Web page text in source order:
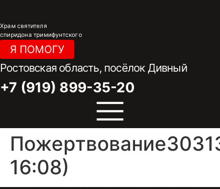
содержимому
Храм святителя
спиридона тримифунтского
Я ПОМОГУ
Ростовская область, посёлок Дивный
+7 (919) 899-35-20
16:08)